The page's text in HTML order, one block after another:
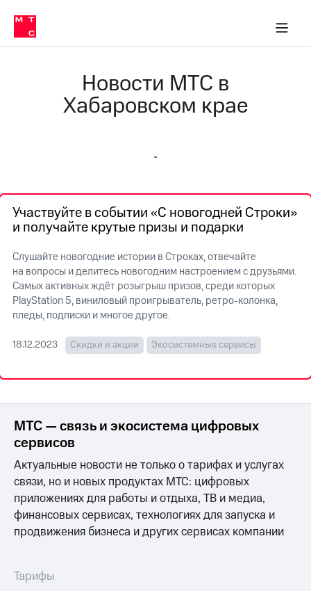
Медиа-центр
и акционерам
Устойчивое развитие
Комплаенс и деловая этика
компании
Карьера
в МТС
Правовая
информация
Контакты
Медиа-центр
Пресс-
релизы
МТС
о технологиях
Интервью
Финансовая
отчетность
Контакты
Новости
в
регионе
Карьера
в МТСНовости МТС в
Хабаровском крае
Участвуйте в событии «С новогодней Строки»
и получайте крутые призы и подарки
Слушайте новогодние истории в Строках, отвечайте
на вопросы и делитесь новогодним настроением с друзьями.
Самых активных ждёт розыгрыш призов, среди которых
PlayStation 5, виниловый проигрыватель, ретро-колонка,
пледы, подписки и многое другое.
18.12.2023 Скидки и акции Экосистемные сервисы
МТС — связь и экосистема цифровых
сервисов
Актуальные новости не только о тарифах и услугах
связи, но и новых продуктах МТС: цифровых
приложениях для работы и отдыха, ТВ и медиа,
финансовых сервисах, технологиях для запуска и
продвижения бизнеса и других сервисах компании
Тарифы